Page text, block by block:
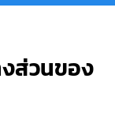
ส่วนของ